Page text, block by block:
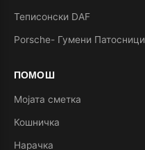
Теписонски DAF
Porsche- Гумени Патосници
ПОМОШ
Мојата сметка
Кошничка
Нарачка